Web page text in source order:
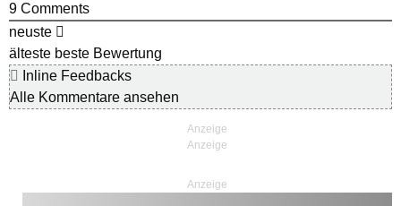
9 Comments
neuste
älteste beste Bewertung
Inline Feedbacks
Alle Kommentare ansehen
Anzeige